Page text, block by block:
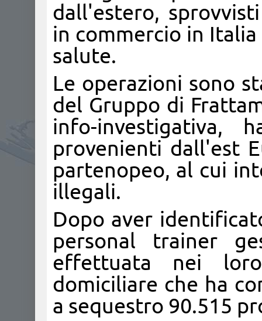
dall'estero,
in commercio in
salute.
Le operazioni sono
del Gruppo di
info-investigativa,
provenienti dall'est
partenopeo, al cui
illegali.
Dopo aver
personal trainer
effettuata nei
domiciliare che ha
a sequestro 90.515